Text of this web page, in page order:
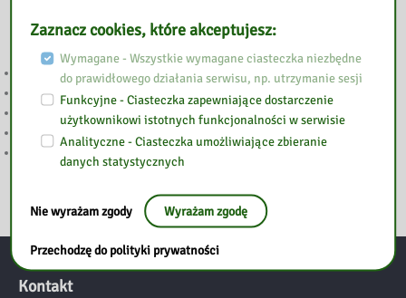
WAKACJE
UWAGA
2 MAJA NIECZYNNE
WESOŁYCH ŚWIĄT
WIELKANOC
Kontakt
Zaznacz cookies, które akceptujesz:
Wymagane - Wszystkie wymagane ciasteczka niezbędne
do prawidłowego działania serwisu, np. utrzymanie sesji
Funkcyjne - Ciasteczka zapewniające dostarczenie
użytkownikowi istotnych funkcjonalności w serwisie
Analityczne - Ciasteczka umożliwiające zbieranie
danych statystycznych
Nie wyrażam zgody Wyrażam zgodę
Przechodzę do polityki prywatności